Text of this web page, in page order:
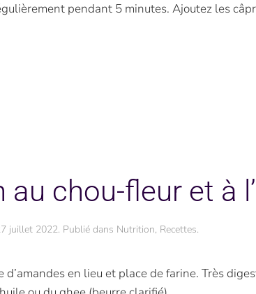
pendant 5 minutes. Ajoutez les
chou-fleur et à
juillet 2022. Publié dans Nutrition, Recettes.
en lieu et place de farine. Très